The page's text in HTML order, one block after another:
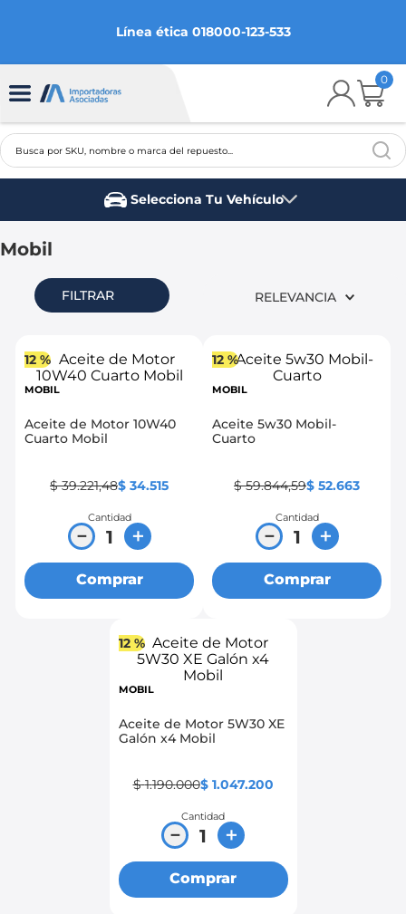
Línea ética 018000-123-533
0
Busca por SKU, nombre o marca del repuesto...
Selecciona Tu Vehículo
Mobil
FILTRAR RELEVANCIA
12 %
MOBIL
Aceite de Motor 10W40
Cuarto Mobil
$ 39.221,48$ 34.515
Cantidad
＋
－
Comprar
12 %
MOBIL
Aceite 5w30 Mobil-
Cuarto
$ 59.844,59$ 52.663
Cantidad
＋
－
Comprar
12 %
MOBIL
Aceite de Motor 5W30 XE
Galón x4 Mobil
$ 1.190.000$ 1.047.200
Cantidad
＋
－
Comprar
2.
aveo
spark gt
ford fiesta
.
mazda 3
.
chevrolet sail